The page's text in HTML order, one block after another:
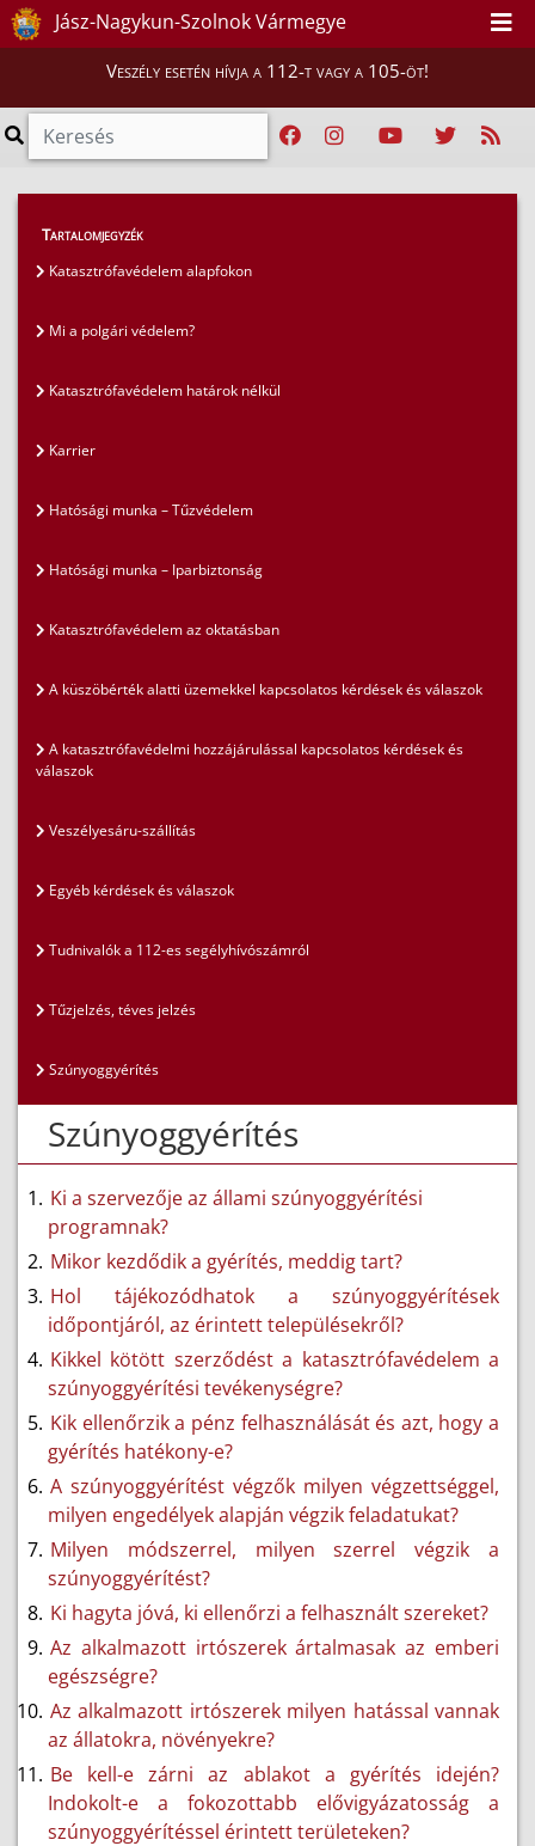
Jász-Nagykun-Szolnok Vármegye
Veszély esetén hívja a 112-t vagy a 105-öt!
GYIK > Gyakran ismételt kérdések
Szúnyoggyérítés
Tartalomjegyzék
Katasztrófavédelem alapfokon
Mi a polgári védelem?
Katasztrófavédelem határok nélkül
Karrier
Hatósági munka – Tűzvédelem
Hatósági munka – Iparbiztonság
Katasztrófavédelem az oktatásban
A küszöbérték alatti üzemekkel kapcsolatos kérdések és válaszok
A katasztrófavédelmi hozzájárulással kapcsolatos kérdések és
válaszok
Veszélyesáru-szállítás
Egyéb kérdések és válaszok
Tudnivalók a 112-es segélyhívószámról
Tűzjelzés, téves jelzés
Szúnyoggyérítés
Szúnyoggyérítés
Ki a szervezője az állami szúnyoggyérítési
programnak?
Mikor kezdődik a gyérítés, meddig tart?
Hol tájékozódhatok a szúnyoggyérítések
időpontjáról, az érintett településekről?
Kikkel kötött szerződést a katasztrófavédelem a
szúnyoggyérítési tevékenységre?
Kik ellenőrzik a pénz felhasználását és azt, hogy a
gyérítés hatékony-e?
A szúnyoggyérítést végzők milyen végzettséggel,
milyen engedélyek alapján végzik feladatukat?
Milyen módszerrel, milyen szerrel végzik a
szúnyoggyérítést?
Ki hagyta jóvá, ki ellenőrzi a felhasznált szereket?
Az alkalmazott irtószerek ártalmasak az emberi
egészségre?
Az alkalmazott irtószerek milyen hatással vannak
az állatokra, növényekre?
Be kell-e zárni az ablakot a gyérítés idején?
Indokolt-e a fokozottabb elővigyázatosság a
szúnyoggyérítéssel érintett területeken?